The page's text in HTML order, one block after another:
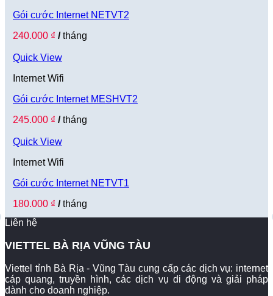
Gói cước Internet NETVT2
240.000 ₫ /tháng
Quick View
Internet Wifi
Gói cước Internet MESHVT2
245.000 ₫ /tháng
Quick View
Internet Wifi
Gói cước Internet NETVT1
180.000 ₫ /tháng
Liên hệ
VIETTEL BÀ RỊA VŨNG TÀU
Viettel tỉnh Bà Rịa - Vũng Tàu cung cấp các dịch vụ: internet
cáp quang, truyền hình, các dịch vụ di động và giải pháp
dành cho doanh nghiệp.